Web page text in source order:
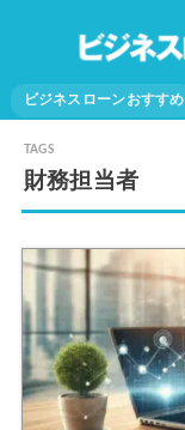
ビジネスローンおすすめ
財務担当者